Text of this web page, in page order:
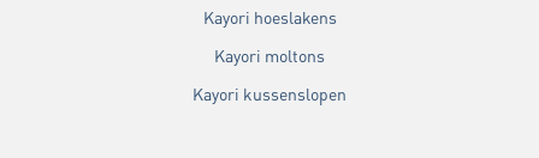
Kayori hoeslakens
Kayori moltons
Kayori kussenslopen